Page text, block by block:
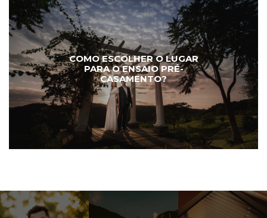
COMO ESCOLHER O LUGAR
PARA O ENSAIO PRÉ-
CASAMENTO?